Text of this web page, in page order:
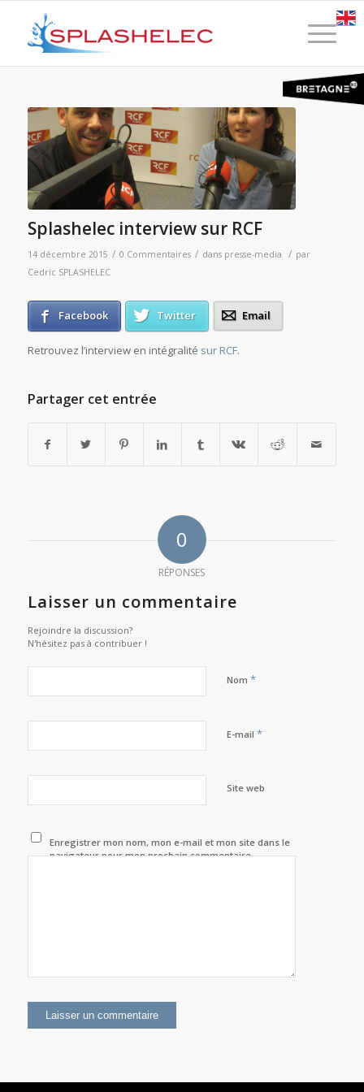
Splashelec interview sur RCF
14 décembre 2015 / 0 Commentaires / dans presse-media / par
Cedric SPLASHELEC
Facebook Twitter Email
Retrouvez l’interview en intégralité sur RCF.
Partager cet entrée
0
RÉPONSES
Laisser un commentaire
Rejoindre la discussion?
N'hésitez pas à contribuer !
Nom *
E-mail *
Site web
Enregistrer mon nom, mon e-mail et mon site dans le
navigateur pour mon prochain commentaire.